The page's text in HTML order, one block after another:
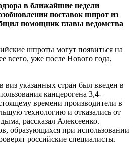
в ближайшие недели
поставок шпрот из
помощник главы ведомства
шпроты могут появиться на
всего, уже после Нового года,
виз указанных стран был введен в
канцерогена 3,4-
времени производители в
технологию и отказались от
рассказал Алексеенко.
образующихся при использовании
российские специалисты.